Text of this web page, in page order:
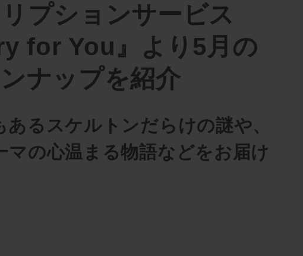
プションサービス
for You』より5月の
ナップを紹介
あるスケルトンだらけの謎や、
マの心温まる物語などをお届け